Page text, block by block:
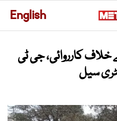
English
کارروائی، جی ٹی
سیل